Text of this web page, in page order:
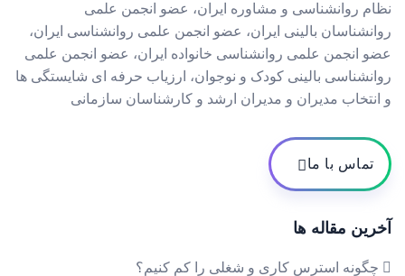
نظام روانشناسی و مشاوره ایران، عضو انجمن علمی
روانشناسان بالینی ایران، عضو انجمن علمی روانشناسی ایران،
عضو انجمن علمی روانشناسی خانواده ایران، عضو انجمن علمی
روانشناسی بالینی کودک و نوجوان، ارزیاب حرفه ای شایستگی ها
و انتخاب مدیران و مدیران ارشد و کارشناسان سازمانی
تماس با ما
آخرین مقاله ها
چگونه استرس کاری و شغلی را کم کنیم؟